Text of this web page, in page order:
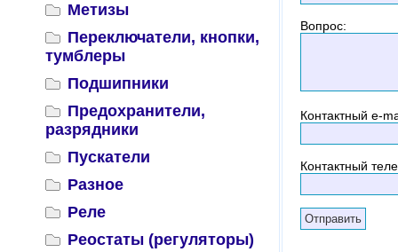
Метизы
Переключатели, кнопки,
тумблеры
Подшипники
Предохранители,
разрядники
Пускатели
Разное
Реле
Реостаты (регуляторы)
Вопрос:
Контактный e-
Контактный